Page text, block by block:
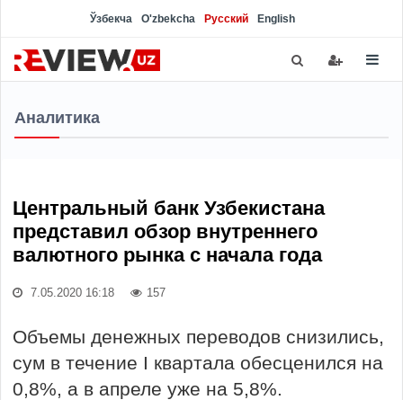
Ўзбекча O'zbekcha Русский English
Аналитика
Центральный банк Узбекистана
представил обзор внутреннего
валютного рынка с начала года
7.05.2020 16:18 157
Объемы денежных переводов снизились,
сум в течение I квартала обесценился на
0,8%, а в апреле уже на 5,8%.